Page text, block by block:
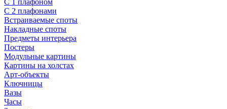
С 1 плафоном
С 2 плафонами
Встраиваемые споты
Накладные споты
Предметы интерьера
Постеры
Модульные картины
Картины на холстах
Арт-объекты
Ключницы
Вазы
Часы